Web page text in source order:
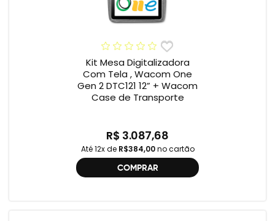
Kit Mesa Digitalizadora
Com Tela , Wacom One
Gen 2 DTC121 12” + Wacom
Case de Transporte
R$ 3.087,68
Até 12x de R$384,00no cartão
COMPRAR